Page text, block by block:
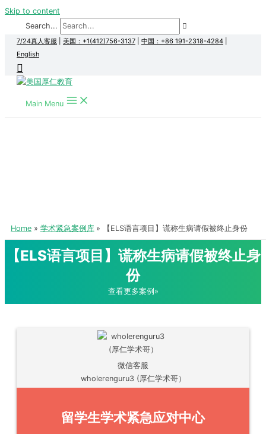
Skip to content
Search...
7/24真人客服 美国：+1(412)756-3137 中国：+86 191-2318-4284
English
Main Menu
Home 学术紧急案例库 【ELS语言项目】谎称生病请假被终止身份
【ELS语言项目】谎称生病请假被终止身
份
查看更多案例»
微信客服
wholerenguru3 (厚仁学术哥）
留学生学术紧急应对中心